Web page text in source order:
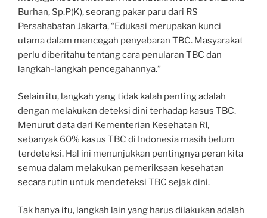
Burhan, Sp.P(K), seorang pakar paru dari RS
Persahabatan Jakarta, “Edukasi merupakan kunci
utama dalam mencegah penyebaran TBC. Masyarakat
perlu diberitahu tentang cara penularan TBC dan
langkah-langkah pencegahannya.”
Selain itu, langkah yang tidak kalah penting adalah
dengan melakukan deteksi dini terhadap kasus TBC.
Menurut data dari Kementerian Kesehatan RI,
sebanyak 60% kasus TBC di Indonesia masih belum
terdeteksi. Hal ini menunjukkan pentingnya peran kita
semua dalam melakukan pemeriksaan kesehatan
secara rutin untuk mendeteksi TBC sejak dini.
Tak hanya itu, langkah lain yang harus dilakukan adalah